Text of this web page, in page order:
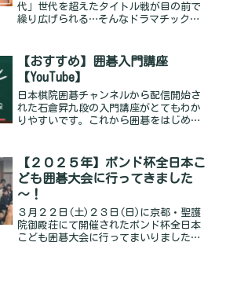
代」世代を超えたタイトル戦が目の前で
繰り広げられる…そんなドラマチックな
碁欄で、県内囲碁ファンの対局観戦記を
書いているのですが、普段はRead
more...
【おすすめ】囲碁入門講座
【YouTube】
日本棋院囲碁チャンネルから配信開始さ
れた石倉昇九段の入門講座がとてもわか
りやすいです。これから囲碁をはじめる
という方にもぜひ見ていただきたいで
す。解説は石倉昇九段、聞きRead
more...
【２０２５年】ボンド杯全日本こ
ども囲碁大会に行ってきました
～！
３月２２日(土)２３日(日)に京都・聖護
院御殿荘にて開催されたボンド杯全日本
こども囲碁大会に行ってまいりました。